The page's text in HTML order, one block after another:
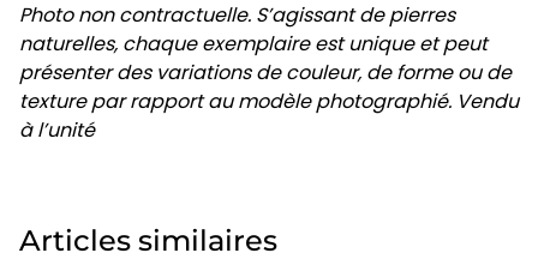
Photo non contractuelle. S’agissant de pierres
naturelles, chaque exemplaire est unique et peut
présenter des variations de couleur, de forme ou de
texture par rapport au modèle photographié. Vendu
à l’unité
Articles similaires